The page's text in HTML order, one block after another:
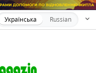
Українська Russian